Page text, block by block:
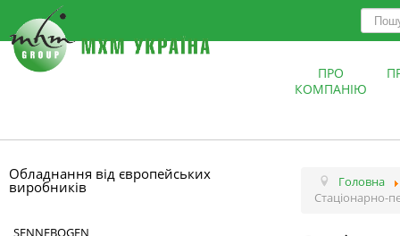
ПРО
КОМПАНІЮ
Обладнання від європейських
виробників
SENNEBOGEN
Головна
Стаціонарно-